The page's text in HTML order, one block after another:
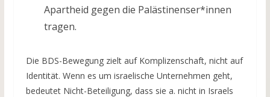
Apartheid gegen die Palästinenser*innen
tragen.
Die BDS-Bewegung zielt auf Komplizenschaft, nicht auf
Identität. Wenn es um israelische Unternehmen geht,
bedeutet Nicht-Beteiligung, dass sie a. nicht in Israels